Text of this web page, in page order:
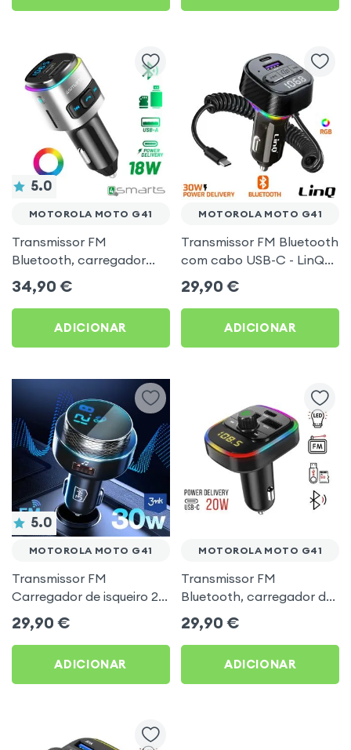
5.0
MOTOROLA MOTO G41
Transmissor FM
Bluetooth, carregador
isqueiro USB / USB-C, Kit
mãos livres Multifunção -
4smarts
34,90 €
ADICIONAR
MOTOROLA MOTO G41
Transmissor FM Bluetooth
com cabo USB-C - LinQ
para Motorola Moto G41
29,90 €
ADICIONAR
5.0
MOTOROLA MOTO G41
Transmissor FM
Carregador de isqueiro 2x
USB MicroSD 3mk Preto
para Motorola Moto G41
29,90 €
ADICIONAR
MOTOROLA MOTO G41
Transmissor FM
Bluetooth, carregador de
automóvel USB / USB-C,
C4 - Preto para Motorola
Moto G41
29,90 €
ADICIONAR